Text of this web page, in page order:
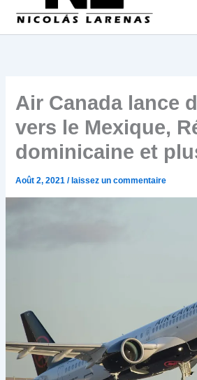
Air Canada lance
vers le Mexique,
dominicaine et
Août 2, 2021/ laissez un commentaire